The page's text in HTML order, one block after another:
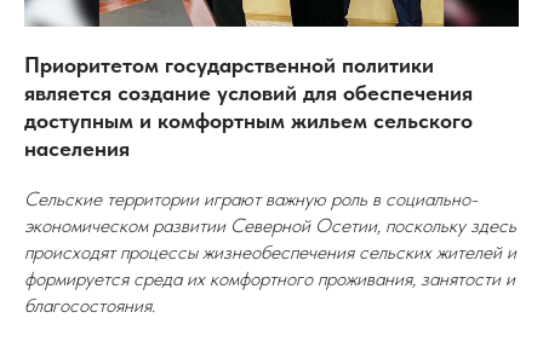
Приоритетом государственной политики
является создание условий для обеспечения
доступным и комфортным жильем сельского
населения
Сельские территории играют важную роль в социально-
экономическом развитии Северной Осетии, поскольку здесь
происходят процессы жизнеобеспечения сельских жителей и
формируется среда их комфортного проживания, занятости и
благосостояния.